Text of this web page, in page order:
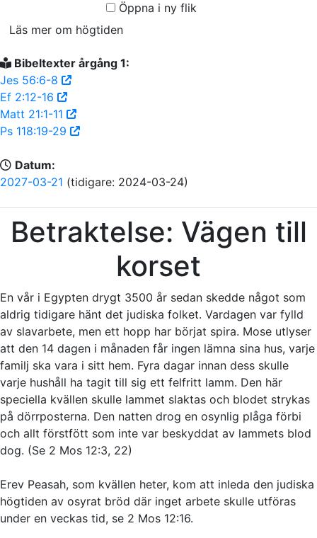
Öppna i ny flik
Läs mer om högtiden
Bibeltexter årgång 1:
Jes 56:6-8
Ef 2:12-16
Matt 21:1-11
Ps 118:19-29
Datum:
2027-03-21 (tidigare: 2024-03-24)
Betraktelse: Vägen till
korset
En vår i Egypten drygt 3500 år sedan skedde något som
aldrig tidigare hänt det judiska folket. Vardagen var fylld
av slavarbete, men ett hopp har börjat spira. Mose utlyser
att den 14 dagen i månaden får ingen lämna sina hus, varje
familj ska vara i sitt hem. Fyra dagar innan dess skulle
varje hushåll ha tagit till sig ett felfritt lamm. Den här
speciella kvällen skulle lammet slaktas och blodet strykas
på dörrposterna. Den natten drog en osynlig plåga förbi
och allt förstfött som inte var beskyddat av lammets blod
dog. (Se 2 Mos 12:3, 22)
Erev Peasah, som kvällen heter, kom att inleda den judiska
högtiden av osyrat bröd där inget arbete skulle utföras
under en veckas tid, se 2 Mos 12:16.